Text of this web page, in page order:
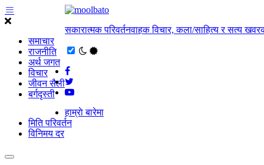
समाचार
राजनीति
अर्थ जगत
विचार
जीवन सैली
बर्गदृस्ती
सकारात्मक परिवर्तनवाहक विचार, कला/साहित्य र सत्य
हाम्राे बारेमा
मिति परिवर्तन
विनिमय दर